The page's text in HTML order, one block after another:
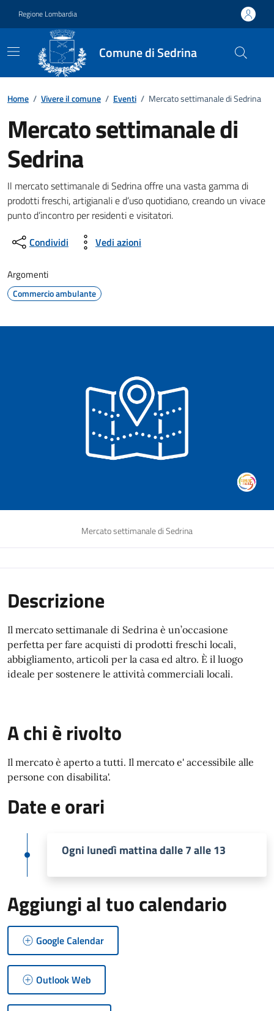
Regione Lombardia
Comune di Sedrina
Home / Vivere il comune / Eventi / Mercato settimanale di Sedrina
Mercato settimanale di
Sedrina
Dettagli della notizia
Il mercato settimanale di Sedrina offre una vasta gamma di
prodotti freschi, artigianali e d’uso quotidiano, creando un vivace
punto d’incontro per residenti e visitatori.
Condividi
Vedi azioni
Argomenti
Commercio ambulante
Mercato settimanale di Sedrina
Descrizione
Il mercato settimanale di Sedrina è un’occasione
perfetta per fare acquisti di prodotti freschi locali,
abbigliamento, articoli per la casa ed altro. È il luogo
ideale per sostenere le attività commerciali locali.
A chi è rivolto
Il mercato è aperto a tutti. Il mercato e' accessibile alle
persone con disabilita'.
Date e orari
Ogni lunedì mattina dalle 7 alle 13
Aggiungi al tuo calendario
Google Calendar
Outlook Web